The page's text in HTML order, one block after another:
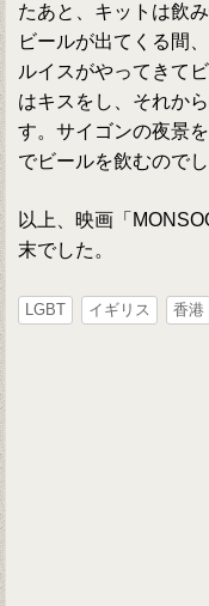
たあと、キットは飲
ビールが出てくる間
ルイスがやってきて
はキスをし、それか
す。サイゴンの夜景
でビールを飲むのでし
以上、映画「
末でした。
LGBT イギリス 香港